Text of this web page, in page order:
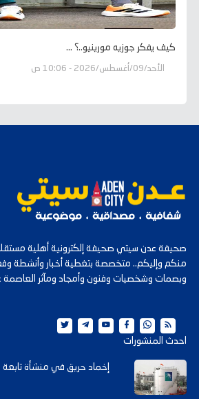
كيف يفكر جوزيه مورينيو..؟ ...
الأحد/09/أغسطس/2026 - 10:06 ص
صحيفة عدن سيتي صحيفة إلكترونية أهلية مستقلة
منكم وإليكم.. متخصصة بتغطية أخبار وأنشطة
وبصمات وشخصيات وفنون وأمجاد ومآثر العاصمة
احدث المنشورات
إخماد حريق في منشأة تابعة